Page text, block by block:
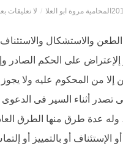
المحامية مروة ابو العلا / لا تعليقات
الطعن والاستشكال
على الحكم الصادر
إلا من المحكوم عليه ولا
تصدر أثناء السير فى الدعوى
وله عدة طرق منها الطرق
الإستئناف أو بالتمييز أو